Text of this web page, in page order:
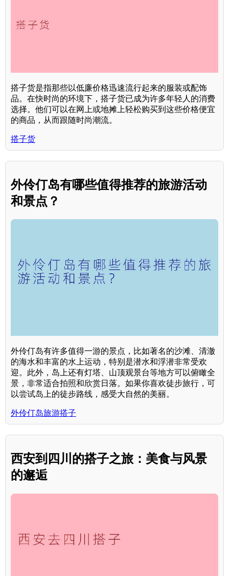
搭子货是指那些以低廉价格迅速流行起来的服装或配饰
品。在快时尚的环境下，搭子货已成为许多年轻人的消费
选择。他们可以在网上或地摊上轻松购买到这些价格便宜
的商品，从而跟随时尚潮流。
搭子货
外伶仃岛有哪些值得推荐的旅游活动
和景点？
外伶仃岛有许多值得一游的景点，比如著名的沙滩、清澈
的海水和丰富的水上运动，特别是潜水和浮潜非常受欢
迎。此外，岛上还有灯塔、山顶观景台等地方可以俯瞰全
景，非常适合拍照和欣赏日落。如果你喜欢徒步旅行，可
以尝试岛上的徒步路线，感受大自然的美丽。
外伶仃岛旅游搭子
西安到四川的搭子之旅：美食与风景
的邂逅